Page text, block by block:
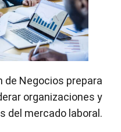
de Negocios prepara
organizaciones y
del mercado laboral.